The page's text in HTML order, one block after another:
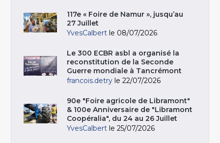
117e « Foire de Namur », jusqu’au
27 Juillet
YvesCalbert le 08/07/2026
Le 300 ECBR asbl a organisé la
reconstitution de la Seconde
Guerre mondiale à Tancrémont
francois.detry le 22/07/2026
90e "Foire agricole de Libramont"
& 100e Anniversaire de "Libramont
Coopéralia", du 24 au 26 Juillet
YvesCalbert le 25/07/2026